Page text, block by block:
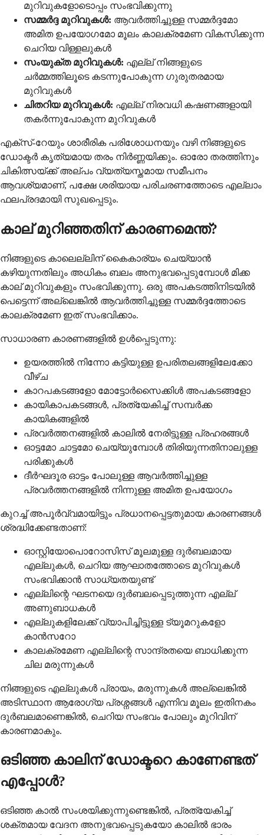
മുറിവുകളോടൊപ്പം സംഭവിക്കുന്നു
സമ്മർദ്ദ മുറിവുകൾ: ആവർത്തിച്ചുള്ള സമ്മർദ്ദമോ
അമിത ഉപയോഗമോ മൂലം കാലക്രമേണ വികസിക്കുന്ന
ചെറിയ വിള്ളലുകൾ
സംയുക്ത മുറിവുകൾ: എല്ല് നിങ്ങളുടെ
ചർമ്മത്തിലൂടെ കടന്നുപോകുന്ന ഗുരുതരമായ
മുറിവുകൾ
ചിതറിയ മുറിവുകൾ: എല്ല് നിരവധി കഷണങ്ങളായി
തകർന്നുപോകുന്ന മുറിവുകൾ
എക്സ്-റേയും ശാരീരിക പരിശോധനയും വഴി നിങ്ങളുടെ
ഡോക്ടർ കൃത്യമായ തരം നിർണ്ണയിക്കും. ഓരോ തരത്തിനും
ചികിത്സയ്ക്ക് അല്പം വ്യത്യസ്തമായ സമീപനം
ആവശ്യമാണ്, പക്ഷേ ശരിയായ പരിചരണത്തോടെ എല്ലാം
ഫലപ്രദമായി സുഖപ്പെടും.
കാല് മുറിഞ്ഞതിന് കാരണമെന്ത്?
നിങ്ങളുടെ കാലെല്ലിന് കൈകാര്യം ചെയ്യാൻ
കഴിയുന്നതിലും അധികം ബലം അനുഭവപ്പെടുമ്പോൾ മിക്ക
കാല് മുറിവുകളും സംഭവിക്കുന്നു. ഒരു അപകടത്തിനിടയിൽ
പെട്ടെന്ന് അല്ലെങ്കിൽ ആവർത്തിച്ചുള്ള സമ്മർദ്ദത്തോടെ
കാലക്രമേണ ഇത് സംഭവിക്കാം.
സാധാരണ കാരണങ്ങളിൽ ഉൾപ്പെടുന്നു:
ഉയരത്തിൽ നിന്നോ കട്ടിയുള്ള ഉപരിതലങ്ങളിലേക്കോ
വീഴ്ച
കാറപകടങ്ങളോ മോട്ടോർസൈക്കിൾ അപകടങ്ങളോ
കായികാപകടങ്ങൾ, പ്രത്യേകിച്ച് സമ്പർക്ക
കായികങ്ങളിൽ
പ്രവർത്തനങ്ങളിൽ കാലിൽ നേരിട്ടുള്ള പ്രഹരങ്ങൾ
ഓട്ടമോ ചാട്ടമോ ചെയ്യുമ്പോൾ തിരിയുന്നതിനാലുള്ള
പരിക്കുകൾ
ദീർഘദൂര ഓട്ടം പോലുള്ള ആവർത്തിച്ചുള്ള
പ്രവർത്തനങ്ങളിൽ നിന്നുള്ള അമിത ഉപയോഗം
കുറച്ച് അപൂർവ്വമായിട്ടും പ്രധാനപ്പെട്ടതുമായ കാരണങ്ങൾ
ശ്രദ്ധിക്കേണ്ടതാണ്:
ഓസ്റ്റിയോപൊറോസിസ് മൂലമുള്ള ദുർബലമായ
എല്ലുകൾ, ചെറിയ ആഘാതത്തോടെ മുറിവുകൾ
സംഭവിക്കാൻ സാധ്യതയുണ്ട്
എല്ലിന്റെ ഘടനയെ ദുർബലപ്പെടുത്തുന്ന എല്ല്
അണുബാധകൾ
എല്ലുകളിലേക്ക് വ്യാപിച്ചിട്ടുള്ള ട്യൂമറുകളോ
കാൻസറോ
കാലക്രമേണ എല്ലിന്റെ സാന്ദ്രതയെ ബാധിക്കുന്ന
ചില മരുന്നുകൾ
നിങ്ങളുടെ എല്ലുകൾ പ്രായം, മരുന്നുകൾ അല്ലെങ്കിൽ
അടിസ്ഥാന ആരോഗ്യ പ്രശ്നങ്ങൾ എന്നിവ മൂലം ഇതിനകം
ദുർബലമാണെങ്കിൽ, ചെറിയ സംഭവം പോലും മുറിവിന്
കാരണമാകും.
ഒടിഞ്ഞ കാലിന് ഡോക്ടറെ കാണേണ്ടത്
എപ്പോൾ?
ഒടിഞ്ഞ കാൽ സംശയിക്കുന്നുണ്ടെങ്കിൽ, പ്രത്യേകിച്ച്
ശക്തമായ വേദന അനുഭവപ്പെടുകയോ കാലിൽ ഭാരം